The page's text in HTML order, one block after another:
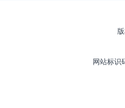
网站标识